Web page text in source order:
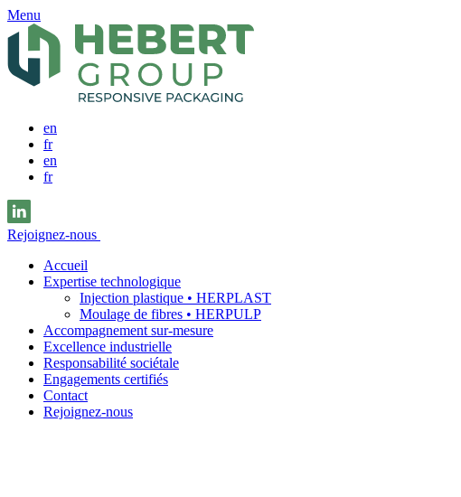
Menu
en
fr
en
fr
Rejoignez-nous
Accueil
Expertise technologique
Injection plastique • HERPLAST
Moulage de fibres • HERPULP
Accompagnement sur-mesure
Excellence industrielle
Responsabilité sociétale
Engagements certifiés
Contact
Rejoignez-nous